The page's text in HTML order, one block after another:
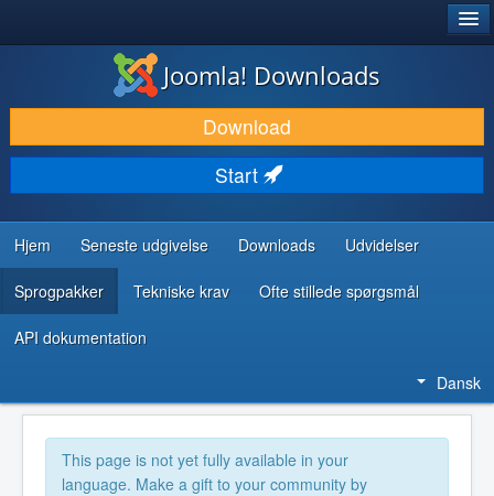
DOWNLOAD & UDVID
OPDAG & LÆR
FÆLLESSKABET & SUPPORT
UDVIKLERRESSOURCER
Joomla! Downloads
Download
Start
Hjem Seneste udgivelse Downloads Udvidelser
Sprogpakker Tekniske krav Ofte stillede spørgsmål
API dokumentation
Dansk
This page is not yet fully available in your
language. Make a gift to your community by